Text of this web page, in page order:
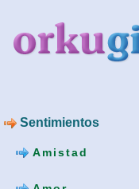
Sentimientos
Amistad